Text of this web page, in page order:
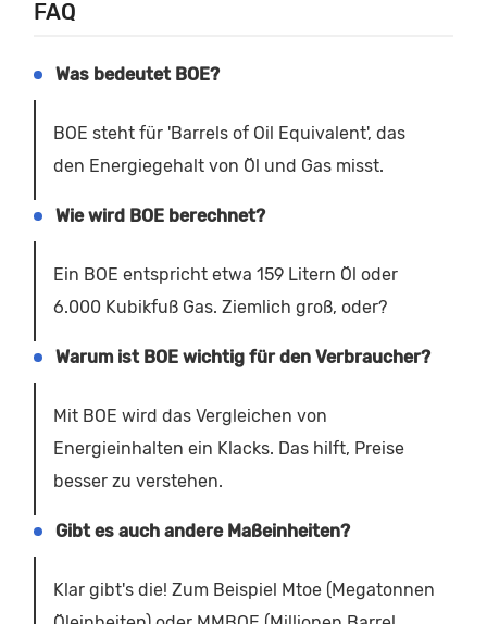
FAQ
Was bedeutet BOE?
BOE steht für 'Barrels of Oil Equivalent', das
den Energiegehalt von Öl und Gas misst.
Wie wird BOE berechnet?
Ein BOE entspricht etwa 159 Litern Öl oder
6.000 Kubikfuß Gas. Ziemlich groß, oder?
Warum ist BOE wichtig für den Verbraucher?
Mit BOE wird das Vergleichen von
Energieinhalten ein Klacks. Das hilft, Preise
besser zu verstehen.
Gibt es auch andere Maßeinheiten?
Klar gibt's die! Zum Beispiel Mtoe (Megatonnen